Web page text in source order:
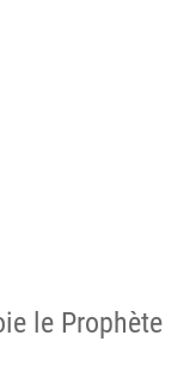
le Prophète